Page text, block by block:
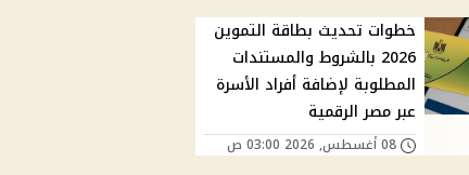
خطوات تحديث بطاقة التموين
2026 بالشروط والمستندات
المطلوبة لإضافة أفراد الأسرة
عبر مصر الرقمية
08 أغسطس, 2026 03:00 ص